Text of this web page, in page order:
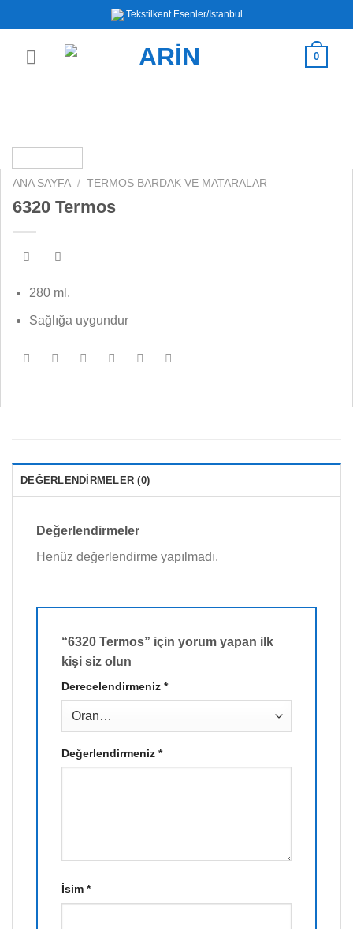
atla
Tekstilkent Esenler/İstanbul
0
ANA SAYFA / TERMOS BARDAK VE MATARALAR
6320 Termos
280 ml.
Sağlığa uygundur
DEĞERLENDIRMELER (0)
Değerlendirmeler
Henüz değerlendirme yapılmadı.
“6320 Termos” için yorum yapan ilk
kişi siz olun
Derecelendirmeniz *
Değerlendirmeniz *
İsim *